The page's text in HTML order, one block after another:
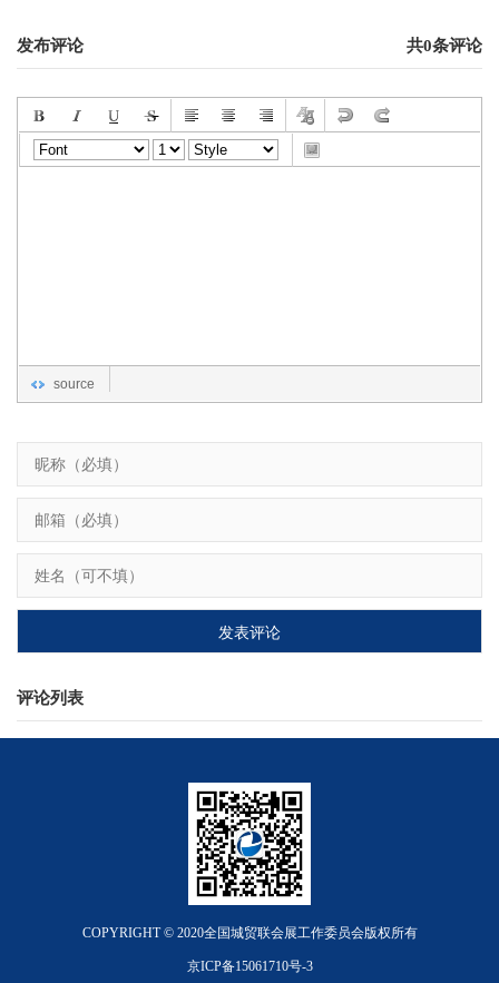
发布评论 共0条评论
source
评论列表
COPYRIGHT © 2020全国城贸联会展工作委员会版权所有
京ICP备15061710号-3